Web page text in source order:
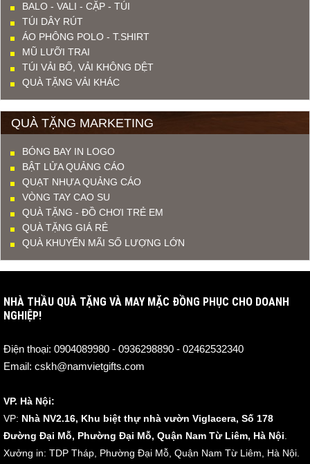
BALO - VALI - CẶP - TÚI
TÚI DÂY RÚT
ÁO PHÔNG POLO - T.SHIRT
MŨ LƯỠI TRAI
TÚI VẢI BỐ, VẢI KHÔNG DỆT
QUÀ TẶNG VẢI KHÁC
QUÀ TẶNG MARKETING
BÓNG BAY IN LOGO
BẬT LỬA QUẢNG CÁO
QUẠT NHỰA QUẢNG CÁO
VÒNG TAY CAO SU
QUÀ TẶNG - ĐỒ CHƠI TRẺ EM
QUÀ TẶNG GIÁ RẺ
QUÀ KHUYẾN MÃI SỐ LƯỢNG LỚN
NHÀ THẦU QUÀ TẶNG VÀ MAY MẶC ĐỒNG PHỤC CHO DOANH
NGHIỆP!
Điện thoại: 0904089980 - 0936298890 - 02462532340
Email: cskh@namvietgifts.com
VP. Hà Nội:
VP: Nhà NV2.16, Khu biệt thự nhà vườn Viglacera, Số 178
Đường Đại Mỗ, Phường Đại Mỗ, Quận Nam Từ Liêm, Hà Nội.
Xưởng in: TDP Tháp, Phường Đại Mỗ, Quận Nam Từ Liêm, Hà Nội.